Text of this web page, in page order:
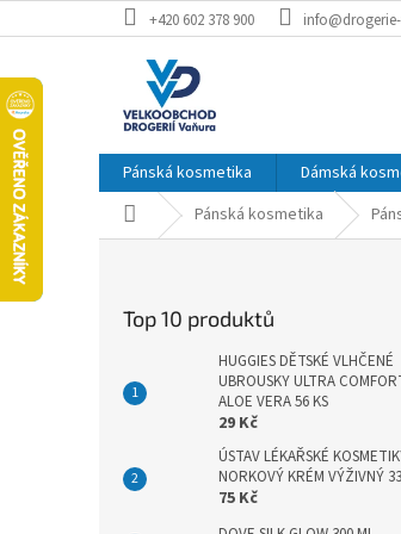
na
+420 602 378 900
Pánská kosmetika Dámská
Domů Pánská kosmetika
Top 10 produktů
HUGGIES DĚTSKÉ VLHČENÉ
UBROUSKY ULTRA
ALOE VERA 56 KS
29 Kč
ÚSTAV LÉKAŘSKÉ
NORKOVÝ KRÉM VÝŽIVNÝ
75 Kč